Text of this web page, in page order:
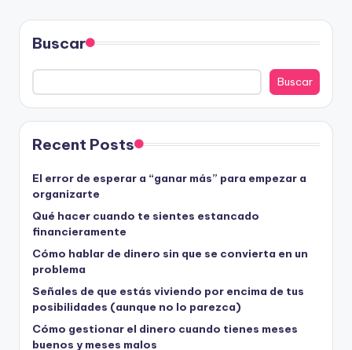
de
entradas
Buscar
Buscar
Recent Posts
El error de esperar a “ganar más” para empezar a
organizarte
Qué hacer cuando te sientes estancado
financieramente
Cómo hablar de dinero sin que se convierta en un
problema
Señales de que estás viviendo por encima de tus
posibilidades (aunque no lo parezca)
Cómo gestionar el dinero cuando tienes meses
buenos y meses malos